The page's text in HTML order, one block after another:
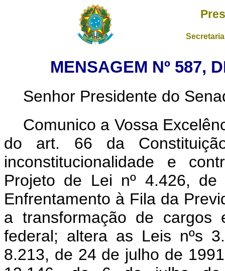
MENSAGEM Nº 587,
Senhor Presidente do
Comunico a Vossa
do art. 66 da
inconstitucionalidade e
Projeto de Lei nº 4.426,
Enfrentamento à Fila da
a transformação de cargos
federal; altera as Leis nºs
8.213, de 24 de julho de